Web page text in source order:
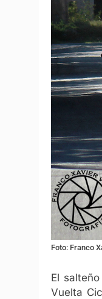
Foto: Franco
El
Vuelta